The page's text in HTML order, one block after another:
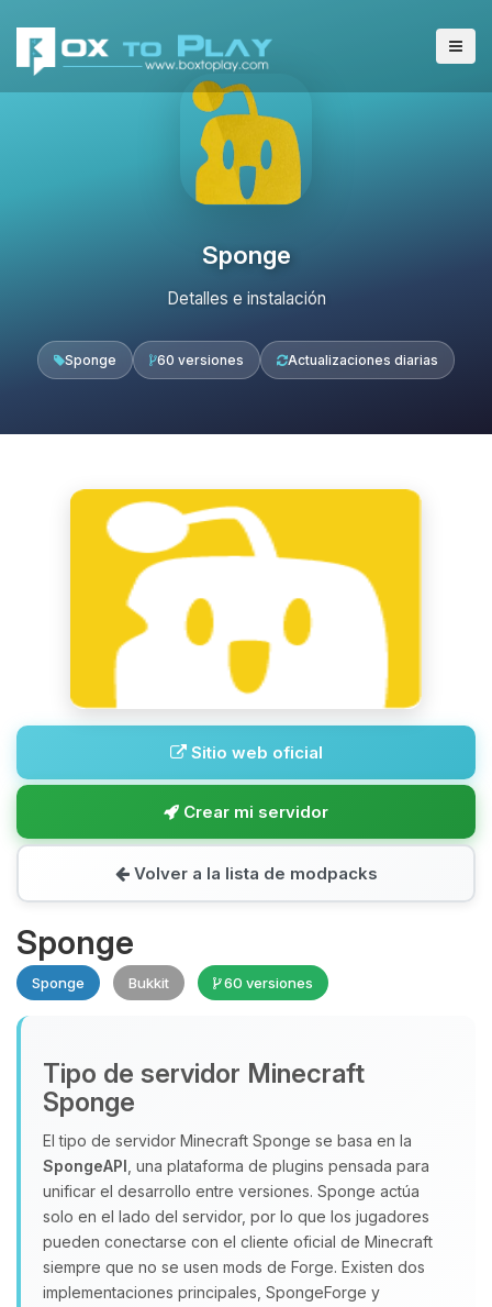
Sponge
Detalles e instalación
Sponge 60 versiones Actualizaciones diarias
Sitio web oficial
Crear mi servidor
Volver a la lista de modpacks
Sponge
Sponge Bukkit 60 versiones
Tipo de servidor Minecraft
Sponge
El tipo de servidor Minecraft Sponge se basa en la
SpongeAPI , una plataforma de plugins pensada para
unificar el desarrollo entre versiones. Sponge actúa
solo en el lado del servidor, por lo que los jugadores
pueden conectarse con el cliente oficial de Minecraft
siempre que no se usen mods de Forge. Existen dos
implementaciones principales, SpongeForge y
Yupi, por fin alguien con quien
hablar! Soy Choupy, tu pequeno
asistente de BoxToPlay. Cuentame
que necesitas y moveré mis
pequenos circuitos para ayudarte.